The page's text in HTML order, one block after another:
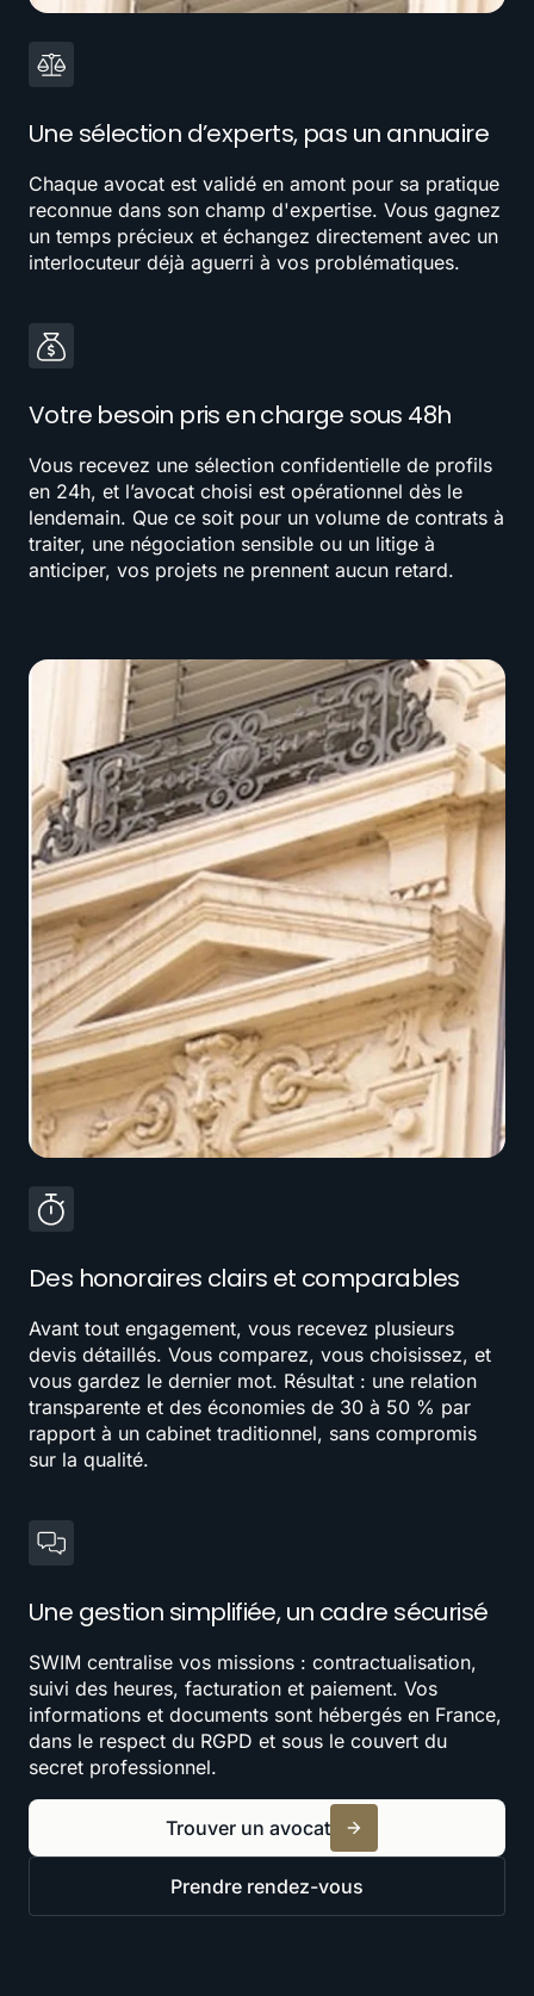
Une sélection d’experts, pas un annuaire
Chaque avocat est validé en amont pour sa pratique
reconnue dans son champ d'expertise. Vous gagnez
un temps précieux et échangez directement avec un
interlocuteur déjà aguerri à vos problématiques.
Votre besoin pris en charge sous 48h
Vous recevez une sélection confidentielle de profils
en 24h, et l’avocat choisi est opérationnel dès le
lendemain. Que ce soit pour un volume de contrats à
traiter, une négociation sensible ou un litige à
anticiper, vos projets ne prennent aucun retard.
Des honoraires clairs et comparables
Avant tout engagement, vous recevez plusieurs
devis détaillés. Vous comparez, vous choisissez, et
vous gardez le dernier mot. Résultat : une relation
transparente et des économies de 30 à 50 % par
rapport à un cabinet traditionnel, sans compromis
sur la qualité.
Une gestion simplifiée, un cadre sécurisé
SWIM centralise vos missions : contractualisation,
suivi des heures, facturation et paiement. Vos
informations et documents sont hébergés en France,
dans le respect du RGPD et sous le couvert du
secret professionnel.
Trouver un avocat
Prendre rendez-vous